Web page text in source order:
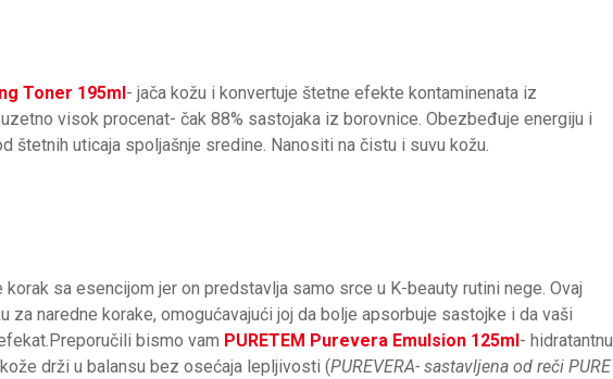
Toner 195ml- jača kožu i konvertuje štetne efekte kontaminenata iz
visok procenat- čak 88% sastojaka iz borovnice. Obezbeđuje energiju i
štetnih uticaja spoljašnje sredine. Nanositi na čistu i suvu kožu.
sa esencijom jer on predstavlja samo srce u K-beauty rutini nege. Ovaj
za naredne korake, omogućavajući joj da bolje apsorbuje sastojke i da vaši
bismo vam PURETEM Purevera Emulsion 125ml- hidratantnu
drži u balansu bez osećaja lepljivosti (PUREVERA- sastavljena od reči PURE